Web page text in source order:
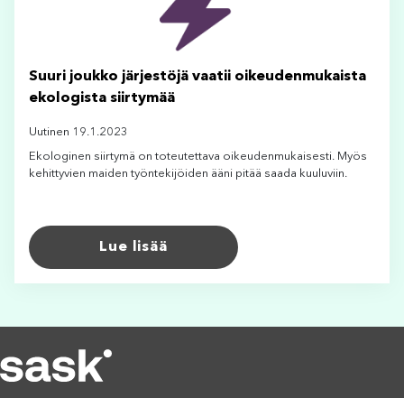
Suuri joukko järjestöjä vaatii oikeudenmukaista
ekologista siirtymää
Uutinen 19.1.2023
Ekologinen siirtymä on toteutettava oikeudenmukaisesti. Myös
kehittyvien maiden työntekijöiden ääni pitää saada kuuluviin.
Lue lisää